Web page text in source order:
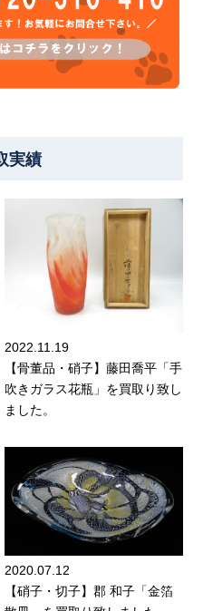
実績
2022.11.19
【骨董品・硝子】藤田喬平「手
吹きガラス花瓶」を買取り致し
ました。
2020.07.12
【硝子・切子】郡 和子「金箔